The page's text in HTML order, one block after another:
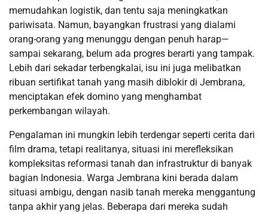
memudahkan logistik, dan tentu saja meningkatkan
pariwisata. Namun, bayangkan frustrasi yang dialami
orang-orang yang menunggu dengan penuh harap—
sampai sekarang, belum ada progres berarti yang tampak.
Lebih dari sekadar terbengkalai, isu ini juga melibatkan
ribuan sertifikat tanah yang masih diblokir di Jembrana,
menciptakan efek domino yang menghambat
perkembangan wilayah.
Pengalaman ini mungkin lebih terdengar seperti cerita dari
film drama, tetapi realitanya, situasi ini merefleksikan
kompleksitas reformasi tanah dan infrastruktur di banyak
bagian Indonesia. Warga Jembrana kini berada dalam
situasi ambigu, dengan nasib tanah mereka menggantung
tanpa akhir yang jelas. Beberapa dari mereka sudah